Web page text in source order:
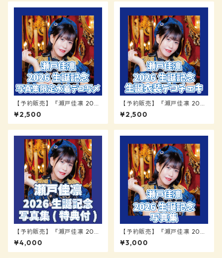
【予約販売】『瀬戸佳凛 2026
生誕記念 水着デコ写メ』【RE
ADY TO KISS】
¥2,500
【予約販売】『瀬戸佳凛 2026
生誕記念 生誕衣装デコチェ
キ』【READY TO KISS】
¥2,500
【予約販売】『瀬戸佳凛 2026
生誕記念 写真集(宛名、サイ
ン、一言メッセージ付)』【RE
ADY TO KISS】
¥4,000
【予約販売】『瀬戸佳凛 2026
生誕記念 写真集』【READY T
O KISS】
¥3,000